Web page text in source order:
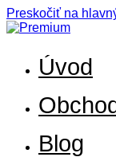
Preskočiť na
Úvod
Blog